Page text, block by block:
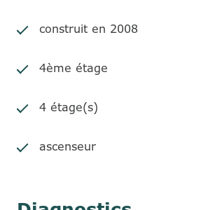
construit en 2008
4ème étage
4 étage(s)
ascenseur